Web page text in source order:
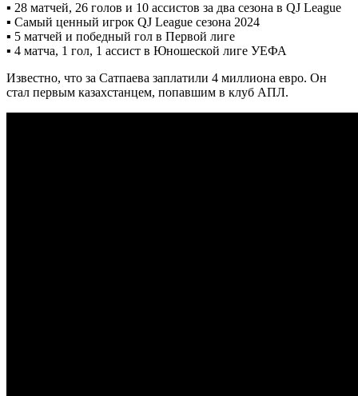
▪️ 28 матчей, 26 голов и 10 ассистов за два сезона в QJ League
▪️ Самый ценный игрок QJ League сезона 2024
▪️ 5 матчей и победный гол в Первой лиге
▪️ 4 матча, 1 гол, 1 ассист в Юношеской лиге УЕФА
Известно, что за Сатпаева заплатили 4 миллиона евро. Он
стал первым казахстанцем, попавшим в клуб АПЛ.